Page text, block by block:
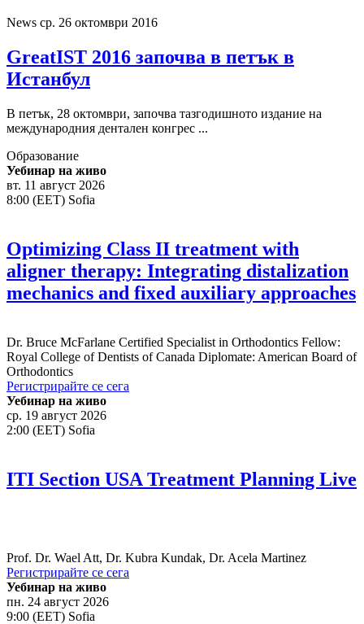
News ср. 26 октомври 2016
GreatIST 2016 започва в петък в
Истанбул
В петък, 28 октомври, започва тазгодишното издание на
международния дентален конгрес ...
Образование
Уебинар на живо
вт. 11 август 2026
8:00 (EET) Sofia
Optimizing Class II treatment with
aligner therapy: Integrating distalization
mechanics and fixed auxiliary approaches
Dr. Bruce McFarlane Certified Specialist in Orthodontics Fellow:
Royal College of Dentists of Canada Diplomate: American Board of
Orthodontics
Регистрирайте се сега
Уебинар на живо
ср. 19 август 2026
2:00 (EET) Sofia
ITI Section USA Treatment Planning Live
Prof. Dr. Wael Att, Dr. Kubra Kundak, Dr. Acela Martinez
Регистрирайте се сега
Уебинар на живо
пн. 24 август 2026
9:00 (EET) Sofia